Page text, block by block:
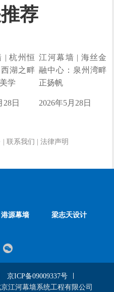
荐
| 杭州恒
湖之畔
学
28日
江河幕墙 | 海丝金
融中心：泉州湾畔
正扬帆
2026年5月28日
联系我们 法律声明
港源幕墙
梁志天设计
京ICP备09009337号
江河幕墙系统工程有限公司